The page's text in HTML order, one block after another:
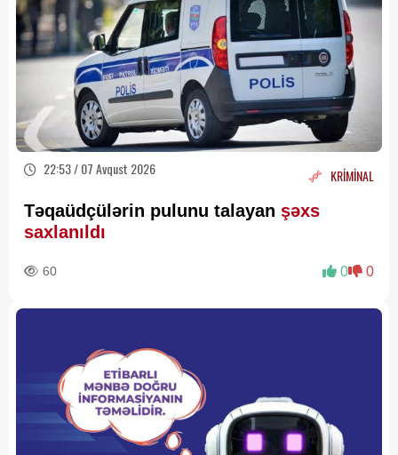
22:53 / 07 Avqust 2026 KRİMİNAL
Təqaüdçülərin pulunu talayan şəxs
saxlanıldı
60 0 0